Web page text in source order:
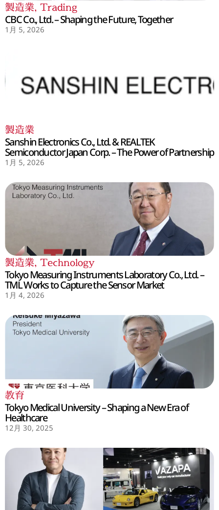
製造業, Trading
CBC Co., Ltd. – Shaping the Future, Together
1月 5, 2026
製造業
Sanshin Electronics Co., Ltd. & REALTEK
Semiconductor Japan Corp. – The Power of Partnership
1月 5, 2026
製造業, Technology
Tokyo Measuring Instruments Laboratory Co., Ltd. –
TML Works to Capture the Sensor Market
1月 4, 2026
教育
Tokyo Medical University – Shaping a New Era of
Healthcare
12月 30, 2025